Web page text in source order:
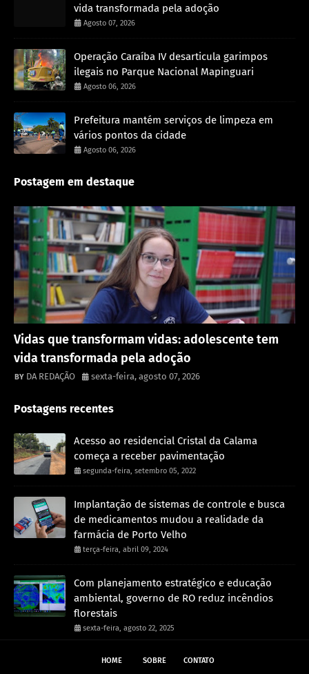
vida transformada pela adoção
Agosto 07, 2026
Operação Caraíba IV desarticula garimpos
ilegais no Parque Nacional Mapinguari
Agosto 06, 2026
Prefeitura mantém serviços de limpeza em
vários pontos da cidade
Agosto 06, 2026
Postagem em destaque
Vidas que transformam vidas: adolescente tem
vida transformada pela adoção
DA REDAÇÃO sexta-feira, agosto 07, 2026
Postagens recentes
Acesso ao residencial Cristal da Calama
começa a receber pavimentação
segunda-feira, setembro 05, 2022
Implantação de sistemas de controle e busca
de medicamentos mudou a realidade da
farmácia de Porto Velho
terça-feira, abril 09, 2024
Com planejamento estratégico e educação
ambiental, governo de RO reduz incêndios
florestais
sexta-feira, agosto 22, 2025
HOME SOBRE CONTATO